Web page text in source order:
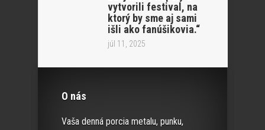
vytvorili festival, na
ktorý by sme aj sami
išli ako fanúšikovia.“
júl 11, 2025
O nás
Vaša denná porcia metalu, punku,